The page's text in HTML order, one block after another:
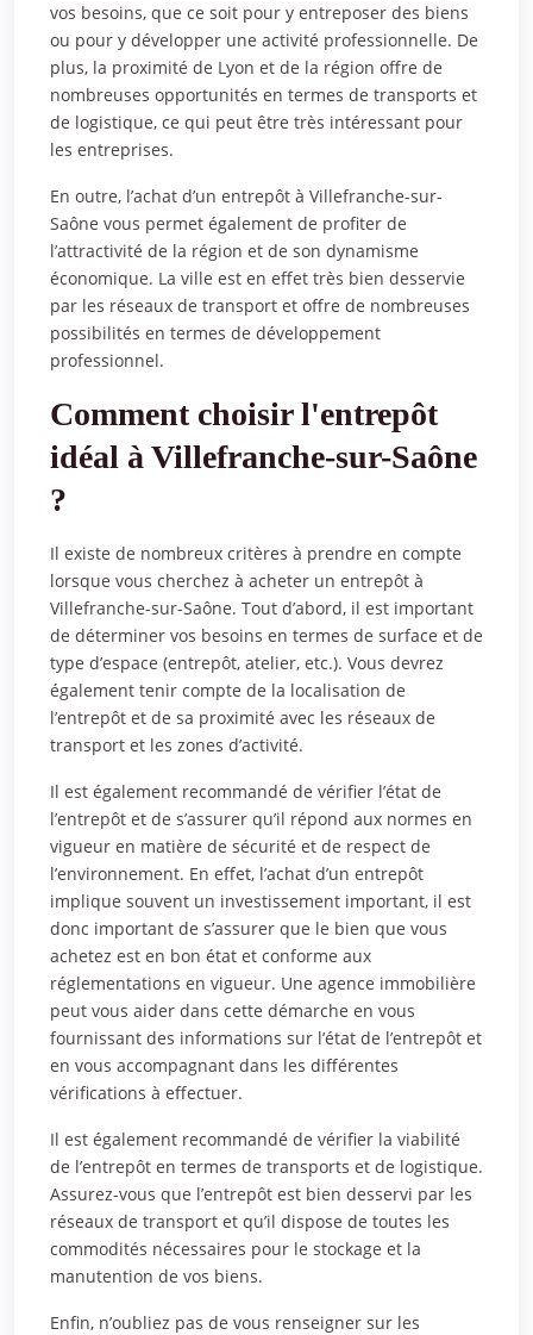
vos besoins, que ce soit pour y entreposer des biens
ou pour y développer une activité professionnelle. De
plus, la proximité de Lyon et de la région offre de
nombreuses opportunités en termes de transports et
de logistique, ce qui peut être très intéressant pour
les entreprises.
En outre, l’achat d’un entrepôt à Villefranche-sur-
Saône vous permet également de profiter de
l’attractivité de la région et de son dynamisme
économique. La ville est en effet très bien desservie
par les réseaux de transport et offre de nombreuses
possibilités en termes de développement
professionnel.
Comment choisir l'entrepôt
idéal à Villefranche-sur-Saône
?
Il existe de nombreux critères à prendre en compte
lorsque vous cherchez à acheter un entrepôt à
Villefranche-sur-Saône. Tout d’abord, il est important
de déterminer vos besoins en termes de surface et de
type d’espace (entrepôt, atelier, etc.). Vous devrez
également tenir compte de la localisation de
l’entrepôt et de sa proximité avec les réseaux de
transport et les zones d’activité.
Il est également recommandé de vérifier l’état de
l’entrepôt et de s’assurer qu’il répond aux normes en
vigueur en matière de sécurité et de respect de
l’environnement. En effet, l’achat d’un entrepôt
implique souvent un investissement important, il est
donc important de s’assurer que le bien que vous
achetez est en bon état et conforme aux
réglementations en vigueur. Une agence immobilière
peut vous aider dans cette démarche en vous
fournissant des informations sur l’état de l’entrepôt et
en vous accompagnant dans les différentes
vérifications à effectuer.
Il est également recommandé de vérifier la viabilité
de l’entrepôt en termes de transports et de logistique.
Assurez-vous que l’entrepôt est bien desservi par les
réseaux de transport et qu’il dispose de toutes les
commodités nécessaires pour le stockage et la
manutention de vos biens.
Enfin, n’oubliez pas de vous renseigner sur les